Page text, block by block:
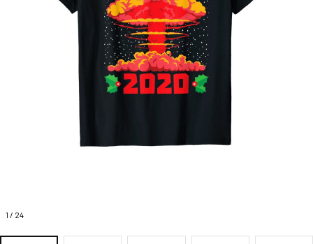
1 / 24